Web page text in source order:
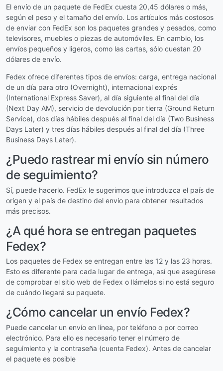
El envío de un paquete de FedEx cuesta 20,45 dólares o más,
según el peso y el tamaño del envío. Los artículos más costosos
de enviar con FedEx son los paquetes grandes y pesados, como
televisores, muebles o piezas de automóviles. En cambio, los
envíos pequeños y ligeros, como las cartas, sólo cuestan 20
dólares de envío.
Fedex ofrece diferentes tipos de envíos: carga, entrega nacional
de un día para otro (Overnight), internacional exprés
(International Express Saver), al día siguiente al final del día
(Next Day AM), servicio de devolución por tierra (Ground Return
Service), dos días hábiles después al final del día (Two Business
Days Later) y tres días hábiles después al final del día (Three
Business Days Later).
¿Puedo rastrear mi envío sin número
de seguimiento?
Sí, puede hacerlo. FedEx le sugerimos que introduzca el país de
origen y el país de destino del envío para obtener resultados
más precisos.
¿A qué hora se entregan paquetes
Fedex?
Los paquetes de Fedex se entregan entre las 12 y las 23 horas.
Esto es diferente para cada lugar de entrega, así que asegúrese
de comprobar el sitio web de Fedex o llámelos si no está seguro
de cuándo llegará su paquete.
¿Cómo cancelar un envío Fedex?
Puede cancelar un envío en línea, por teléfono o por correo
electrónico. Para ello es necesario tener el número de
seguimiento y la contraseña (cuenta Fedex). Antes de cancelar
el paquete es posible